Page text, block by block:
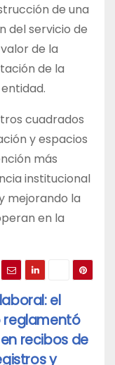
de una
del servicio de
de la
de la
cuadrados
y espacios
más
institucional
mejorando la
en la
el
reglamentó
recibos de
y